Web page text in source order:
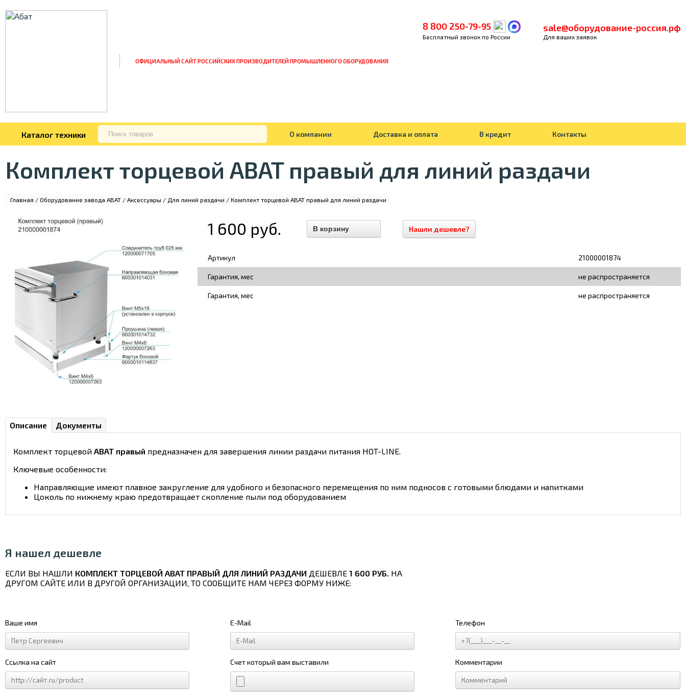
ОФИЦИАЛЬНЫЙ САЙТ РОССИЙСКИХ ПРОИЗВОДИТЕЛЕЙ ПРОМЫШЛЕННОГО ОБОРУДОВАНИЯ
8 800 250-79-95
Бесплатный звонок по России
sale@оборудование-россия.рф
Для ваших заявок
Каталог техники О компании Доставка и оплата В кредит Контакты
Комплект торцевой ABAT правый для линий раздачи
Главная / Оборудование завода ABAT / Аксессуары / Для линий раздачи / Комплект торцевой ABAT правый для линий раздачи
1 600 руб. Нашли дешевле?
Артикул 21000001874
Гарантия, мес не распространяется
Гарантия, мес не распространяется
Описание Документы
Комплект торцевой ABAT правый предназначен для завершения линии раздачи питания HOT-LINE.
Ключевые особенности:
Направляющие имеют плавное закругление для удобного и безопасного перемещения по ним подносов с готовыми блюдами и напитками
Цоколь по нижнему краю предотвращает скопление пыли под оборудованием
Я нашел дешевле
ЕСЛИ ВЫ НАШЛИ КОМПЛЕКТ ТОРЦЕВОЙ ABAT ПРАВЫЙ ДЛЯ ЛИНИЙ РАЗДАЧИ ДЕШЕВЛЕ 1 600 РУБ. НА
ДРУГОМ САЙТЕ ИЛИ В ДРУГОЙ ОРГАНИЗАЦИИ, ТО СООБЩИТЕ НАМ ЧЕРЕЗ ФОРМУ НИЖЕ:
Ваше имя E-Mail Телефон
Ссылка на сайт Счет который вам выставили Комментарии